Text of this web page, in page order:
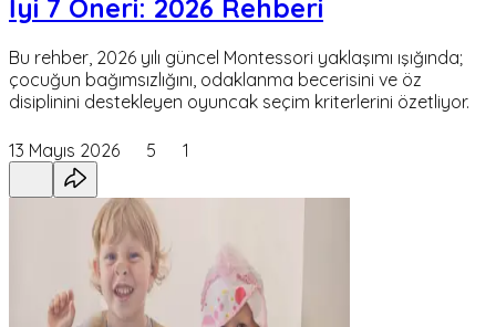
İyi 7 Öneri: 2026 Rehberi
Bu rehber, 2026 yılı güncel Montessori yaklaşımı ışığında;
çocuğun bağımsızlığını, odaklanma becerisini ve öz
disiplinini destekleyen oyuncak seçim kriterlerini özetliyor.
13 Mayıs 2026 5 1